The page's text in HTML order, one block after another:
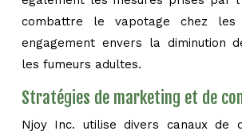
combattre le vapotage chez
engagement envers la diminution
les fumeurs adultes.
Stratégies de marketing et de
Njoy Inc. utilise divers canaux de